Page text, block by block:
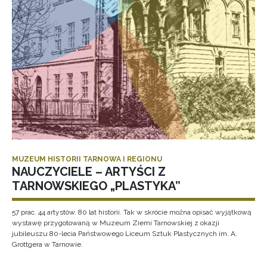
MUZEUM HISTORII TARNOWA I REGIONU
NAUCZYCIELE – ARTYŚCI Z
TARNOWSKIEGO „PLASTYKA”
57 prac. 44 artystów. 80 lat historii. Tak w skrócie można opisać wyjątkową
wystawę przygotowaną w Muzeum Ziemi Tarnowskiej z okazji
jubileuszu 80-lecia Państwowego Liceum Sztuk Plastycznych im. A.
Grottgera w Tarnowie.